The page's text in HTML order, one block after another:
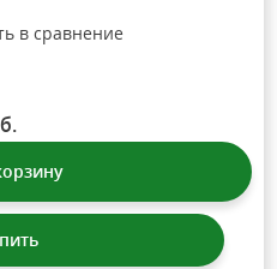
в сравнение